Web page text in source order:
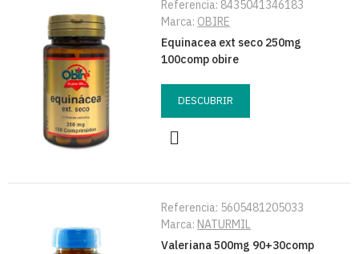
Referencia: 8435041346183
Marca: OBIRE
Equinacea ext seco 250mg
100comp obire
DESCUBRIR
Referencia: 5605481205033
Marca: NATURMIL
Valeriana 500mg 90+30comp